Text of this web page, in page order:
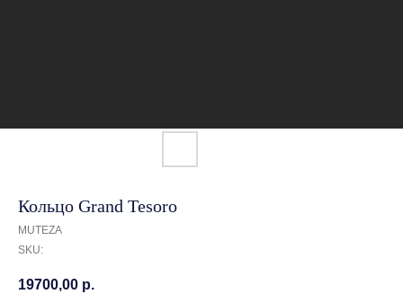
Кольцо Grand Tesoro
MUTEZA
SKU:
19700,00 р.